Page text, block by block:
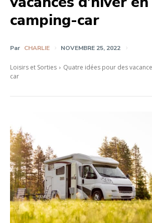
camping-car
Par CHARLIE NOVEMBRE 25, 2022
Loisirs et Sorties
Quatre idées pour des
car